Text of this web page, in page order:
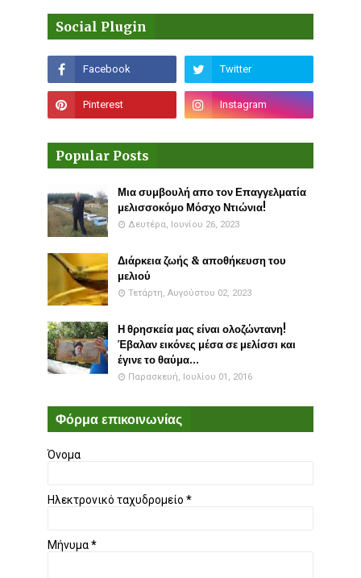
Social Plugin
Popular Posts
Μια συμβουλή απο τον Επαγγελματία
μελισσοκόμο Μόσχο Ντιώνια!
Δευτέρα, Ιουνίου 26, 2023
Διάρκεια ζωής & αποθήκευση του
μελιού
Τετάρτη, Αυγούστου 02, 2023
Η θρησκεία μας είναι ολοζώντανη!
Έβαλαν εικόνες μέσα σε μελίσσι και
έγινε το θαύμα...
Παρασκευή, Ιουλίου 01, 2016
Φόρμα επικοινωνίας
Όνομα
Ηλεκτρονικό ταχυδρομείο *
Μήνυμα*